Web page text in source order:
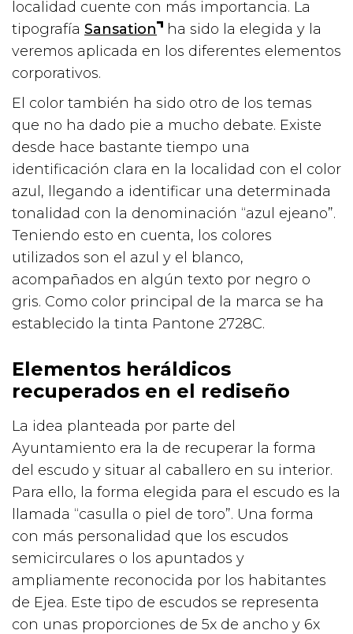
localidad cuente con más importancia. La
tipografía Sansation
ha sido la elegida y la
veremos aplicada en los diferentes elementos
corporativos.
El color también ha sido otro de los temas
que no ha dado pie a mucho debate. Existe
desde hace bastante tiempo una
identificación clara en la localidad con el color
azul, llegando a identificar una determinada
tonalidad con la denominación “azul ejeano”.
Teniendo esto en cuenta, los colores
utilizados son el azul y el blanco,
acompañados en algún texto por negro o
gris. Como color principal de la marca se ha
establecido la tinta Pantone 2728C.
Elementos heráldicos
recuperados en el rediseño
La idea planteada por parte del
Ayuntamiento era la de recuperar la forma
del escudo y situar al caballero en su interior.
Para ello, la forma elegida para el escudo es la
llamada “casulla o piel de toro”. Una forma
con más personalidad que los escudos
semicirculares o los apuntados y
ampliamente reconocida por los habitantes
de Ejea. Este tipo de escudos se representa
con unas proporciones de 5x de ancho y 6x